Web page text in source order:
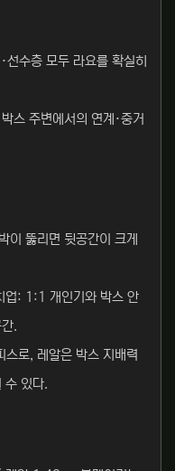
선수층 모두 라요를 확실히
스 주변에서의 연계·중거
이 뚫리면 뒷공간이 크게
업: 1:1 개인기와 박스 안
.
로, 레알은 박스 지배력
수 있다.